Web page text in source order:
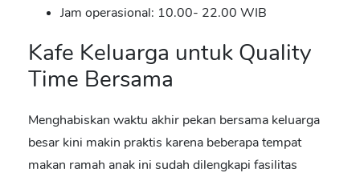
Jam operasional: 10.00- 22.00 WIB
Kafe Keluarga untuk Quality
Time Bersama
Menghabiskan waktu akhir pekan bersama keluarga
besar kini makin praktis karena beberapa tempat
makan ramah anak ini sudah dilengkapi fasilitas